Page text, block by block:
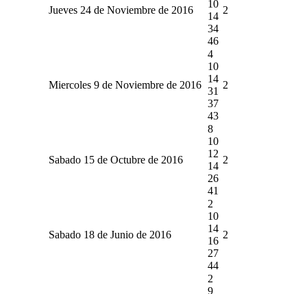
Jueves 24 de Noviembre de 2016
10
14
34
46
2
Miercoles 9 de Noviembre de 2016
4
10
14
31
37
43
2
Sabado 15 de Octubre de 2016
8
10
12
14
26
41
2
Sabado 18 de Junio de 2016
2
10
14
16
27
44
2
2
9